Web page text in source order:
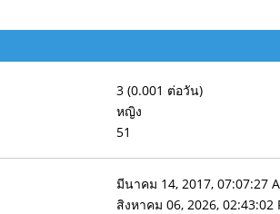
3 (0.001 ต่อวัน)
หญิง
51
มีนาคม 14, 2017, 07:07:27
สิงหาคม 06, 2026, 02:43:02